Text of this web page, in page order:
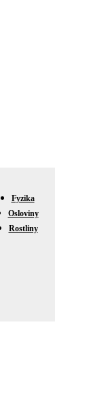
Fyzika
Osloviny
Rostliny